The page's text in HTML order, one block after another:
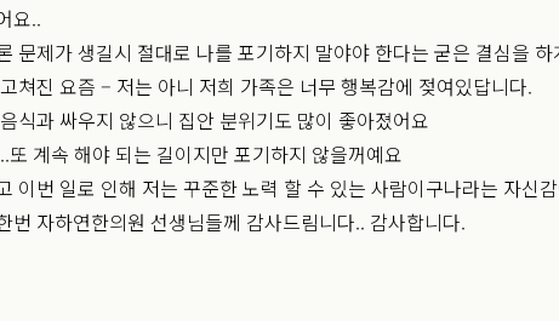
요..
문제가 생길시 절대로 나를 포기하지 말야야 한다는 굳은 결심을
쳐진 요즘 – 저는 아니 저희 가족은 너무 행복감에 젖여있답니다.
식과 싸우지 않으니 집안 분위기도 많이 좋아졌어요
또 계속 해야 되는 길이지만 포기하지 않을꺼예요
이번 일로 인해 저는 꾸준한 노력 할 수 있는 사람이구나라는 자신
번 자하연한의원 선생님들께 감사드림니다.. 감사합니다.